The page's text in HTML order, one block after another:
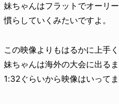
妹ちゃんはフラットでオーリ
慣らしていくみたいですよ。
この映像よりもはるかに上手
妹ちゃんは海外の大会に出る
1:32ぐらいから映像はいってま